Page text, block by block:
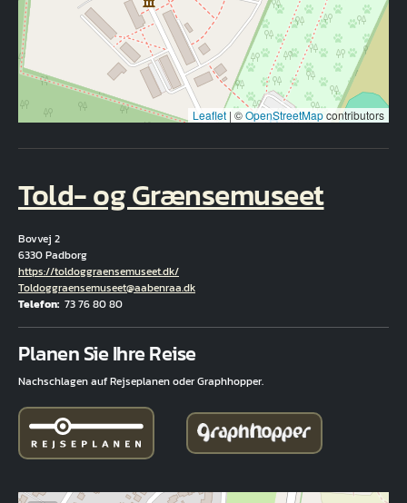
Leaflet | ©OpenStreetMapcontributors
Told- og Grænsemuseet
Bovvej 2
6330 Padborg
Hjemmeside
https://toldoggraensemuseet.dk/
E-Mail
Toldoggraensemuseet@aabenraa.dk
Telefon 73 76 80 80
Planen Sie Ihre Reise
Nachschlagen auf Rejseplanen oder Graphhopper.